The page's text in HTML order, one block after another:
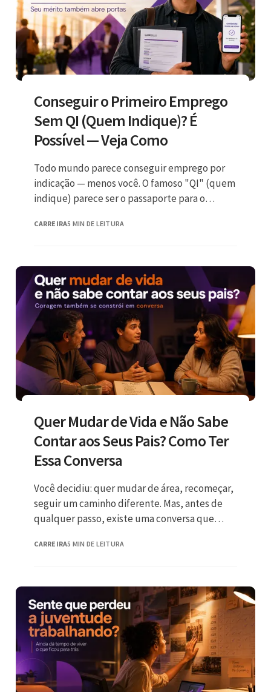
Conseguir o Primeiro Emprego
Sem QI (Quem Indique)? É
Possível — Veja Como
Todo mundo parece conseguir emprego por
indicação — menos você. O famoso "QI" (quem
indique) parece ser o passaporte para o
CARREIRA5 MIN DE LEITURA
Quer Mudar de Vida e Não Sabe
Contar aos Seus Pais? Como Ter
Essa Conversa
Você decidiu: quer mudar de área, recomeçar,
seguir um caminho diferente. Mas, antes de
qualquer passo, existe uma conversa que
CARREIRA5 MIN DE LEITURA